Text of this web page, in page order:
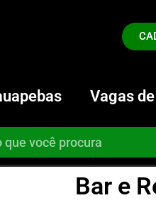
Vagas
Bar e